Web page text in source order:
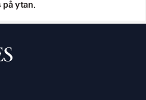
på ytan.